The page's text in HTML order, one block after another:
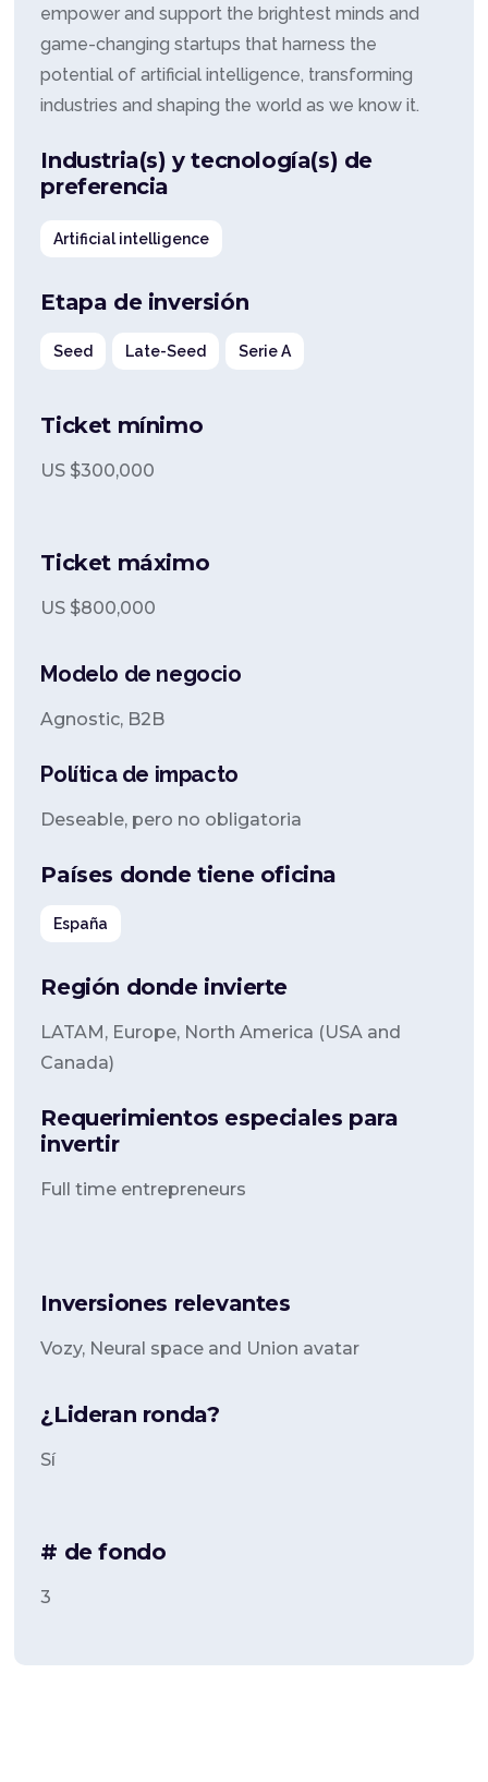
empower and support the brightest minds and
game-changing startups that harness the
potential of artificial intelligence, transforming
industries and shaping the world as we know it.
Industria(s) y tecnología(s) de
preferencia
Artificial intelligence
Etapa de inversión
Seed Late-Seed Serie A
Ticket mínimo
US $300,000
Ticket máximo
US $800,000
Modelo de negocio
Agnostic, B2B
Política de impacto
Deseable, pero no obligatoria
Países donde tiene oficina
España
Región donde invierte
LATAM, Europe, North America (USA and
Canada)
Requerimientos especiales para
invertir
Full time entrepreneurs
Inversiones relevantes
Vozy, Neural space and Union avatar
¿Lideran ronda?
Sí
# de fondo
3